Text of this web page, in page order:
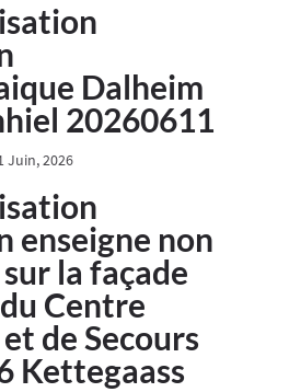
Dalheim
20260611
Juin, 2026
enseigne non
la façade
Centre
de Secours
Kettegaass